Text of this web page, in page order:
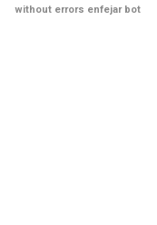
without errors enfejar bot